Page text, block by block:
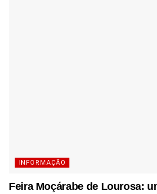
INFORMAÇÃO
Feira Moçárabe de Lourosa: